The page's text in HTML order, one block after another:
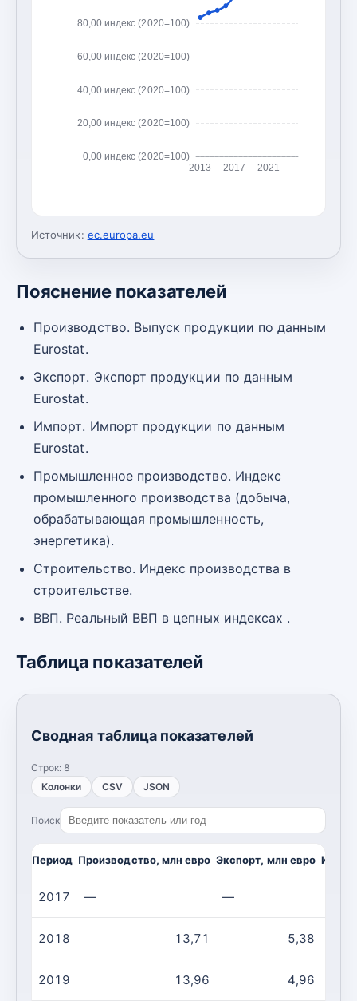
0,00 индекс (2020=100)
20,00 индекс (2020=100)
40,00 индекс (2020=100)
60,00 индекс (2020=100)
80,00 индекс (2020=100)
2013 2017 2021
Источник: ec.europa.eu
Пояснение показателей
Производство. Выпуск продукции по данным
Eurostat.
Экспорт. Экспорт продукции по данным
Eurostat.
Импорт. Импорт продукции по данным
Eurostat.
Промышленное производство. Индекс
промышленного производства (добыча,
обрабатывающая промышленность,
энергетика).
Строительство. Индекс производства в
строительстве.
ВВП. Реальный ВВП в цепных индексах .
Таблица показателей
Сводная таблица показателей
Строк: 8
Колонки
CSV JSON
Поиск
Период Производство, млн евро Экспорт, млн евро
2017 — —
2018 13,71 5,38
2019 13,96 4,96